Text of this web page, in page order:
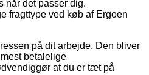
når det passer dig.
fragttype ved køb af Ergoen
på dit arbejde. Den bliver
betalelige
at du er tæt på